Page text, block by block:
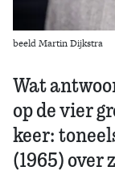
beeld Martin Dijkstra
Wat
op de vier
keer:
(1965) over